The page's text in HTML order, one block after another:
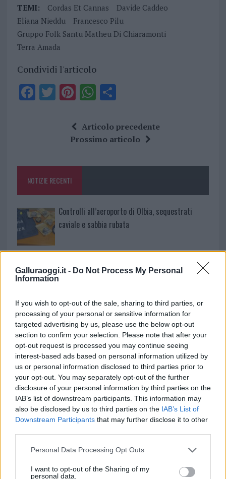
Galluraoggi.it - Do Not Process My Personal
Information
If you wish to opt-out of the sale, sharing to third parties, or
processing of your personal or sensitive information for
targeted advertising by us, please use the below opt-out
section to confirm your selection. Please note that after your
opt-out request is processed you may continue seeing
interest-based ads based on personal information utilized by
us or personal information disclosed to third parties prior to
your opt-out. You may separately opt-out of the further
disclosure of your personal information by third parties on the
IAB’s list of downstream participants. This information may
also be disclosed by us to third parties on the IAB’s List of
Downstream Participants that may further disclose it to other
Please note that this website/app uses one or more Google
not limited to your visit or usage behaviour. You may click to
Personal Data Processing Opt Outs
I want to opt-out of the Sharing of my
personal data.
TEMI: Cordas Et Cannas
Davide Caddeo
Eliana Nieddu
Francesco Pilu
Gruppo Folk Santu Matheu Di Chiaramonti
Terra Amada
Condividi l'articolo
F
o
k
T Pi
te
re
W
at
s
p
S
a
re
Articolo precedente
Prossimo articolo
NOTIZIE RECENTI
Controlli all’aeroporto di Olbia, sequestrati
caviale e sabbia rubata
Migliori cliniche di estetica medicale avanzata
in Europa: classifica dei 5 centri di riferimento
pe…
l’inaugurazione
Andrea Mura conquista Palau: grande
partecipazione per il suo racconto
Calangianus, allarme sul centro accoglienza
minori, Albieri: “Episodi gravissimi”
Gallura, finti clienti svuotano le suite: furto da
50mila nel resort
Meteo Olbia 7 agosto, sole e caldo tornano